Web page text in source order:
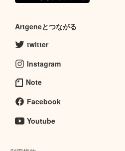
Artgeneとつながる
twitter
Instagram
Note
Facebook
Youtube